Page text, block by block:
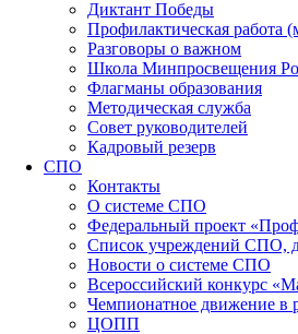
Диктант Победы
Профилактическая работа
Разговоры о важном
Школа Минпросвещения
Флагманы образования
Методическая служба
Совет руководителей
Кадровый резерв
СПО
Контакты
О системе СПО
Федеральный проект
Список учреждений СПО,
Новости о системе СПО
Всероссийский конкурс
Чемпионатное движение в
ЦОПП